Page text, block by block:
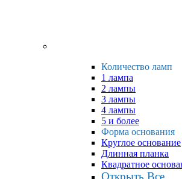
Количество ламп
1 лампа
2 лампы
3 лампы
4 лампы
5 и более
Форма основания
Круглое основание
Длинная планка
Квадратное
Открыть Все